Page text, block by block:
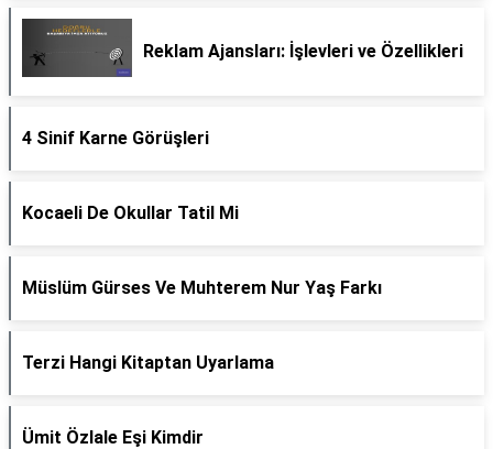
Reklam Ajansları: İşlevleri ve Özellikleri
4 Sinif Karne Görüşleri
Kocaeli De Okullar Tatil Mi
Müslüm Gürses Ve Muhterem Nur Yaş Farkı
Terzi Hangi Kitaptan Uyarlama
Ümit Özlale Eşi Kimdir